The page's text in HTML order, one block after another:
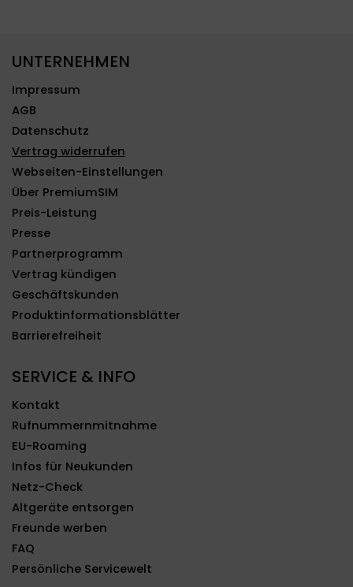
UNTERNEHMEN
Impressum
AGB
Datenschutz
Vertrag widerrufen
Webseiten-Einstellungen
Über PremiumSIM
Preis-Leistung
Presse
Partnerprogramm
Vertrag kündigen
Geschäftskunden
Produktinformationsblätter
Barrierefreiheit
SERVICE & INFO
Kontakt
Rufnummernmitnahme
EU-Roaming
Infos für Neukunden
Netz-Check
Altgeräte entsorgen
Freunde werben
FAQ
Persönliche Servicewelt